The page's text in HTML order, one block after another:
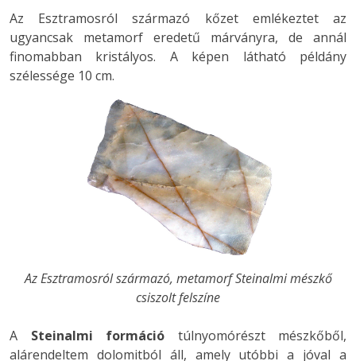
Az Esztramosról származó kőzet emlékeztet az
ugyancsak metamorf eredetű márványra, de annál
finomabban kristályos. A képen látható példány
szélessége 10 cm.
Az Esztramosról származó, metamorf Steinalmi mészkő
csiszolt felszíne
A Steinalmi formáció túlnyomórészt mészkőből,
alárendeltem dolomitból áll, amely utóbbi a jóval a